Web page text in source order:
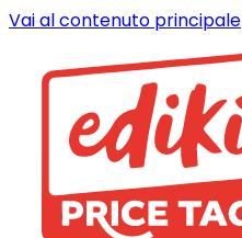
Vai al contenuto principale